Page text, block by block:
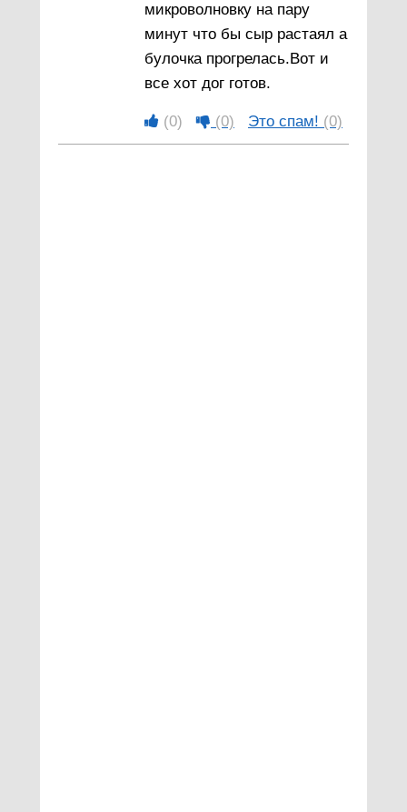
микроволновку на пару
минут что бы сыр растаял а
булочка прогрелась.Вот и
все хот дог готов.
(0) (0) Это спам! (0)